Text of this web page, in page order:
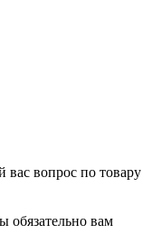
вопрос по товару
вам